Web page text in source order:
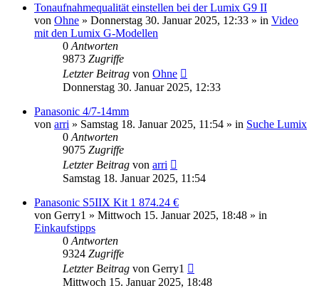
Tonaufnahmequalität einstellen bei der Lumix G9 II
von Ohne » Donnerstag 30. Januar 2025, 12:33 » in Video
mit den Lumix G-Modellen
0 Antworten
9873 Zugriffe
Letzter Beitrag von Ohne
Donnerstag 30. Januar 2025, 12:33
Panasonic 4/7-14mm
von arri » Samstag 18. Januar 2025, 11:54 » in Suche Lumix
0 Antworten
9075 Zugriffe
Letzter Beitrag von arri
Samstag 18. Januar 2025, 11:54
Panasonic S5IIX Kit 1 874.24 €
von Gerry1 » Mittwoch 15. Januar 2025, 18:48 » in
Einkaufstipps
0 Antworten
9324 Zugriffe
Letzter Beitrag von Gerry1
Mittwoch 15. Januar 2025, 18:48